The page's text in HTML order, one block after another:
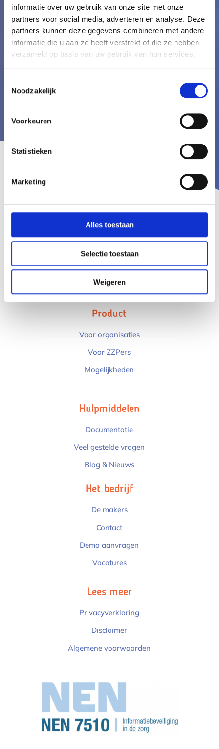
informatie over uw gebruik van onze site met onze
partners voor social media, adverteren en analyse. Deze
partners kunnen deze gegevens combineren met andere
informatie die u aan ze heeft verstrekt of die ze hebben
verzameld op basis van uw gebruik van hun services.
Noodzakelijk
Voorkeuren
Statistieken
Marketing
Alles toestaan
Selectie toestaan
Weigeren
Vraag dan nu onze gratis demo aan
en ontdek of de Thuiszorgplanner
voldoet aan jouw idealen.
Vraag onze gratis demo
Product
Voor organisaties
Voor ZZPers
Mogelijkheden
Hulpmiddelen
Documentatie
Veel gestelde vragen
Blog & Nieuws
Het bedrijf
De makers
Contact
Demo aanvragen
Vacatures
Lees meer
Privacyverklaring
Disclaimer
Algemene voorwaarden